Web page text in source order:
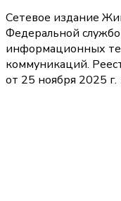
Сетевое издание
Федеральной
информационных
коммуникаций.
от 25 ноября 2025 г.